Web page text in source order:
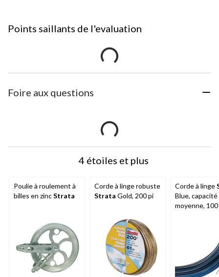
Points saillants de l'evaluation
Foire aux questions
4 étoiles et plus
Poulie à roulement à
billes en zincStrata
Corde à linge robuste
Strata Gold, 200 pi
Corde à linge
Blue, capacité
moyenne,